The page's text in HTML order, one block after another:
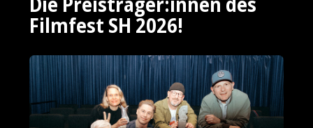
Filmfest SH 2026!